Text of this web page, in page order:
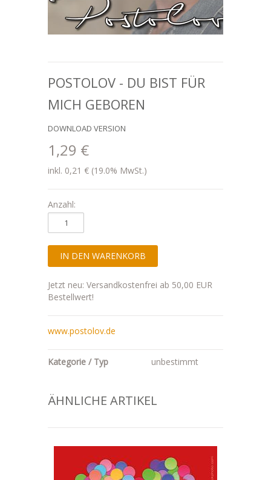
POSTOLOV - DU BIST FÜR
MICH GEBOREN
DOWNLOAD VERSION
1,29 €
inkl. 0,21 € (19.0% MwSt.)
Anzahl:
Jetzt neu: Versandkostenfrei ab 50,00 EUR
Bestellwert!
www.postolov.de
Kategorie / Typ unbestimmt
ÄHNLICHE ARTIKEL